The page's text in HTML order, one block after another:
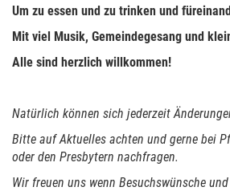
Um zu essen und zu trinken und
Mit viel Musik, Gemeindegesang und
Alle sind herzlich willkommen!
Natürlich können sich jederzeit
Bitte auf Aktuelles achten und gerne bei
oder den Presbytern nachfragen.
Wir freuen uns wenn Besuchswünsche